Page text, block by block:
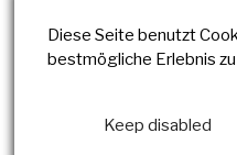
Diese Seite benutzt
bestmögliche Erlebnis
Keep disabled